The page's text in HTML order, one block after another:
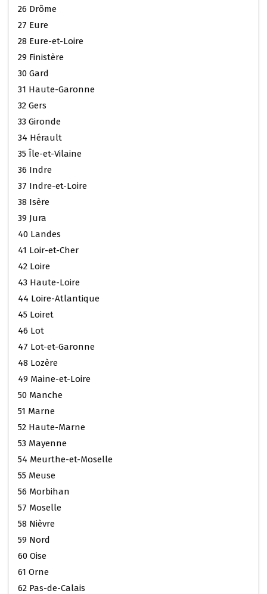
26 Drôme
27 Eure
28 Eure-et-Loire
29 Finistère
30 Gard
31 Haute-Garonne
32 Gers
33 Gironde
34 Hérault
35 Île-et-Vilaine
36 Indre
37 Indre-et-Loire
38 Isère
39 Jura
40 Landes
41 Loir-et-Cher
42 Loire
43 Haute-Loire
44 Loire-Atlantique
45 Loiret
46 Lot
47 Lot-et-Garonne
48 Lozère
49 Maine-et-Loire
50 Manche
51 Marne
52 Haute-Marne
53 Mayenne
54 Meurthe-et-Moselle
55 Meuse
56 Morbihan
57 Moselle
58 Nièvre
59 Nord
60 Oise
61 Orne
62 Pas-de-Calais